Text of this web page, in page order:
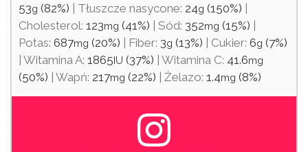
53g (82%) | Tłuszcze nasycone: 24g (150%) |
Cholesterol: 123mg (41%) | Sód: 352mg (15%) |
Potas: 687mg (20%) | Fiber: 3g (13%) | Cukier: 6g (7%)
| Witamina A: 1865IU (37%) | Witamina C: 41.6mg
(50%) | Wapń: 217mg (22%) | Żelazo: 1.4mg (8%)